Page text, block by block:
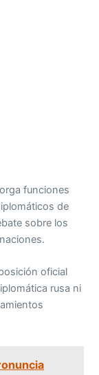
funciones
de
sobre los
oficial
rusa ni